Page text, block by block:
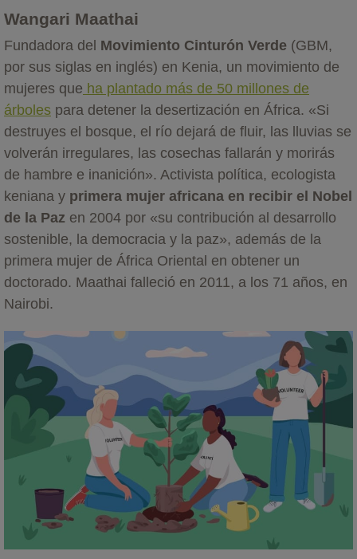
Wangari Maathai
Fundadora del Movimiento Cinturón Verde (GBM,
por sus siglas en inglés) en Kenia, un movimiento de
mujeres que ha plantado más de 50 millones de
árboles para detener la desertización en África. «Si
destruyes el bosque, el río dejará de fluir, las lluvias se
volverán irregulares, las cosechas fallarán y morirás
de hambre e inanición». Activista política, ecologista
keniana y primera mujer africana en recibir el Nobel
de la Paz en 2004 por «su contribución al desarrollo
sostenible, la democracia y la paz», además de la
primera mujer de África Oriental en obtener un
doctorado. Maathai falleció en 2011, a los 71 años, en
Nairobi.